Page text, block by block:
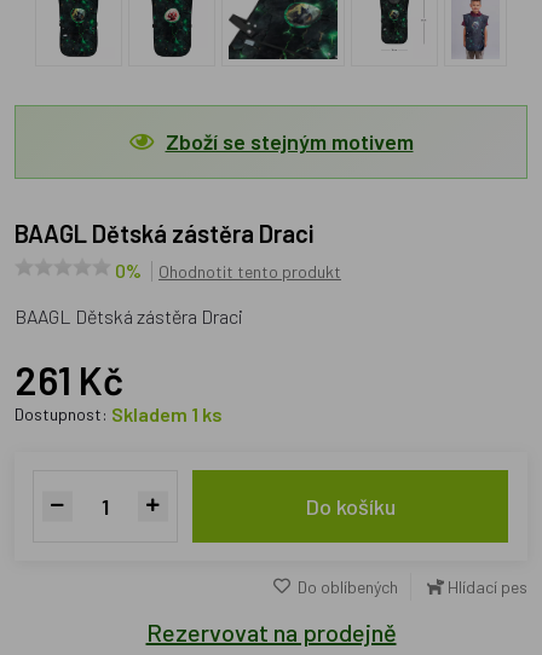
Zboží se stejným motivem
BAAGL Dětská zástěra Draci
0% Ohodnotit tento produkt
BAAGL Dětská zástěra Draci
261 Kč
Dostupnost: Skladem 1 ks
Do košíku
Do oblíbených Hlídací pes
Rezervovat na prodejně